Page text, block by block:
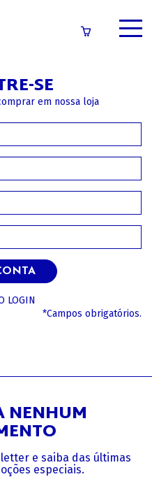
SE
em nossa loja
LOGIN
*Campos obrigatórios.
NENHUM
e saiba das últimas
especiais.